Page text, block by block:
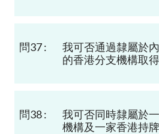
問37 :
我可否通過隸屬於
的香港分支機構取
問38 : 我可否同時隸屬於
機構及一家香港持